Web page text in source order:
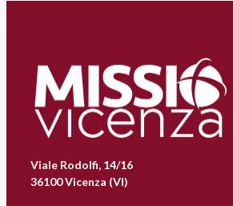
Viale Rodolfi, 14/16
36100 Vicenza (VI)